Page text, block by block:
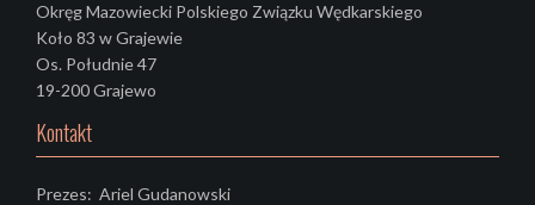
Okręg Mazowiecki Polskiego Związku Wędkarskiego
Koło 83 w Grajewie
Os. Południe 47
19-200 Grajewo
Kontakt
Prezes: Ariel Gudanowski